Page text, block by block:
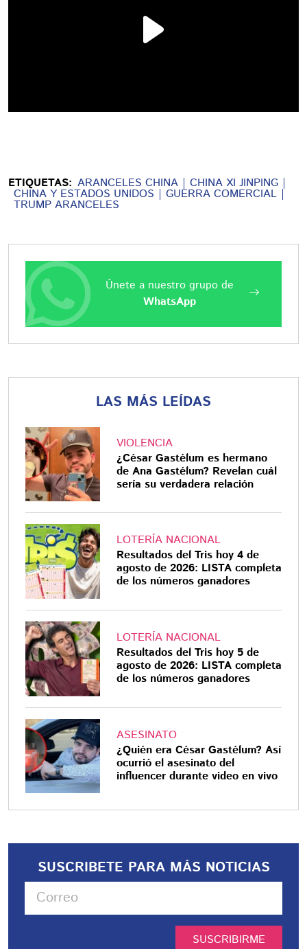
ETIQUETAS: ARANCELES CHINA CHINA XI JINPING
CHINA Y ESTADOS UNIDOS GUERRA COMERCIAL
TRUMP ARANCELES
Únete a nuestro grupo de
WhatsApp
LAS MÁS LEÍDAS
VIOLENCIA
¿César Gastélum es hermano
de Ana Gastélum? Revelan cuál
sería su verdadera relación
LOTERÍA NACIONAL
Resultados del Tris hoy 4 de
agosto de 2026: LISTA completa
de los números ganadores
LOTERÍA NACIONAL
Resultados del Tris hoy 5 de
agosto de 2026: LISTA completa
de los números ganadores
ASESINATO
¿Quién era César Gastélum? Así
ocurrió el asesinato del
influencer durante video en vivo
SUSCRIBETE PARA MÁS NOTICIAS
SUSCRIBIRME